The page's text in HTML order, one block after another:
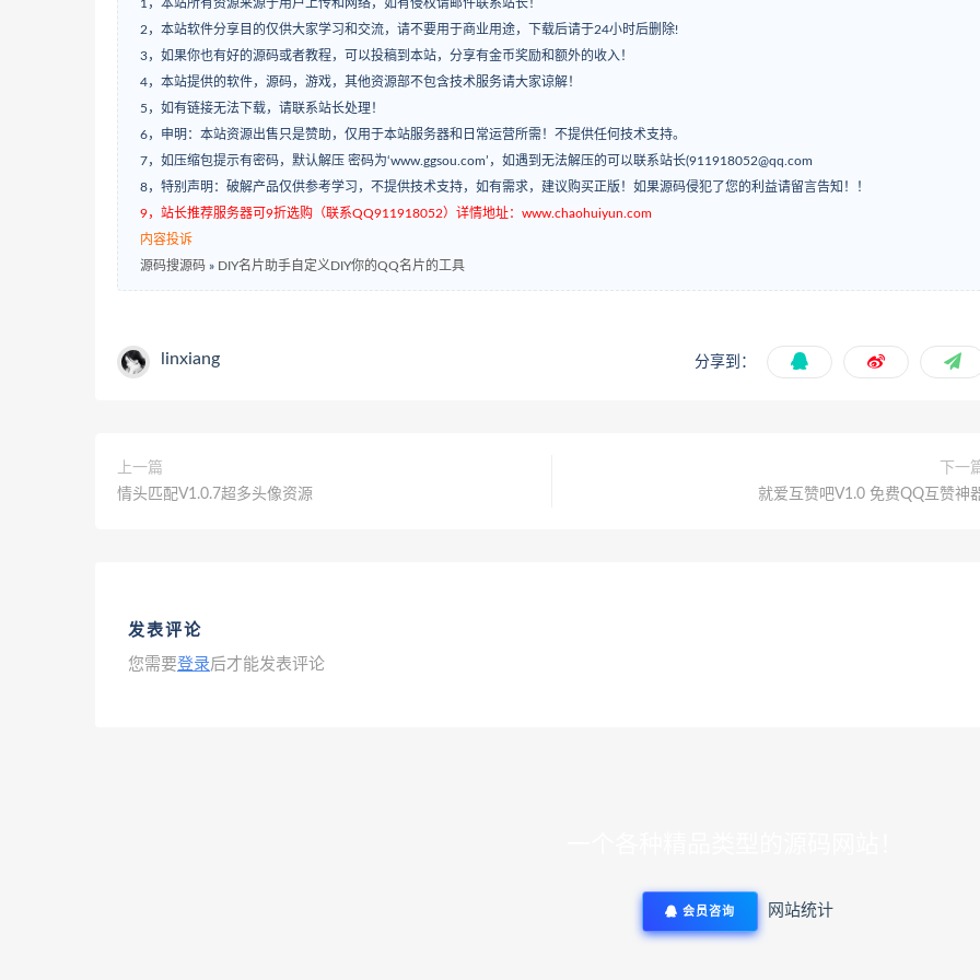
1，本站所有资源来源于用户上传和网络，如有侵权请邮件联系站长！
2，本站软件分享目的仅供大家学习和交流，请不要用于商业用途，下载后请于24小时后删除!
3，如果你也有好的源码或者教程，可以投稿到本站，分享有金币奖励和额外的收入！
4，本站提供的软件，源码，游戏，其他资源部不包含技术服务请大家谅解！
5，如有链接无法下载，请联系站长处理！
6，申明：本站资源出售只是赞助，仅用于本站服务器和日常运营所需！不提供任何技术支持。
7，如压缩包提示有密码，默认解压 密码为‘www.ggsou.com’，如遇到无法解压的可以联系站长(911918052@qq.com
8，特别声明：破解产品仅供参考学习，不提供技术支持，如有需求，建议购买正版！如果源码侵犯了您的利益请留言告知！！
9，站长推荐服务器可9折选购（联系QQ911918052）详情地址：www.chaohuiyun.com
内容投诉
源码搜源码 » DIY名片助手自定义DIY你的QQ名片的工具
linxiang 分享到：
上一篇
情头匹配V1.0.7超多头像资源
下一
就爱互赞吧V1.0 免费QQ互赞神
发表评论
您需要登录后才能发表评论
会员咨询 网站统计